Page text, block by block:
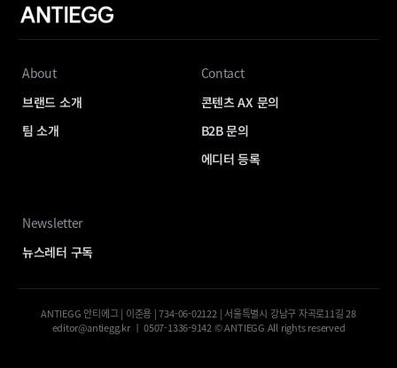
About
브랜드 소개
팀 소개
Contact
콘텐츠 AX 문의
B2B 문의
에디터 등록
Newsletter
뉴스레터 구독
ANTIEGG 안티에그 | 이준용 | 734-06-02122 | 서울특별시 강남구 자곡로11길 28
editor@antiegg.kr ㅣ 0507-1336-9142 © ANTIEGG All rights reserved